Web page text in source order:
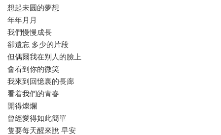
想起未圓的夢想
年年月月
我們慢慢成長
卻遺忘 多少的片段
但偶爾我在别人的臉上
會看到你的微笑
我來到回憶裏的長廊
看着我們的青春
開得燦爛
曾經愛得如此簡單
隻要每天醒來說 早安